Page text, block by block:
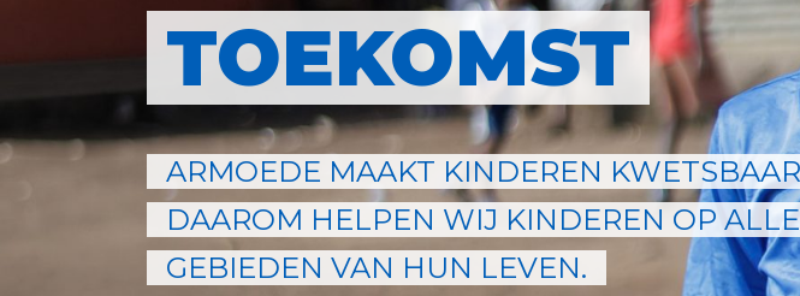
TOEKOMST
ARMOEDE MAAKT KINDEREN
DAAROM HELPEN WIJ KINDEREN OP ALLE
GEBIEDEN VAN HUN LEVEN.